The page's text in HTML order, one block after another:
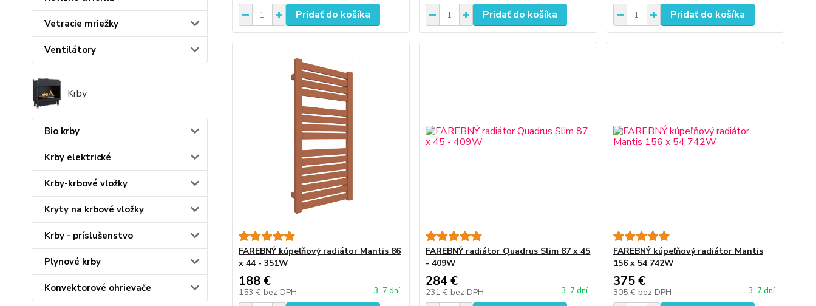
Vetracie mriežky
Ventilátory
Krby
Bio krby
Krby elektrické
Krby-krbové vložky
Kryty na krbové vložky
Krby - príslušenstvo
Plynové krby
Konvektorové ohrievače
Pridať do košíka Pridať do košíka Pridať do košíka
FAREBNÝ kúpeľňový radiátor Mantis 86
x 44 - 351W
188 €
153 € bez DPH 3-7 dní
FAREBNÝ radiátor Quadrus Slim 87 x 45
- 409W
284 €
231 € bez DPH 3-7 dní
FAREBNÝ kúpeľňový radiátor Mantis
156 x 54 742W
375 €
305 € bez DPH 3-7 dní